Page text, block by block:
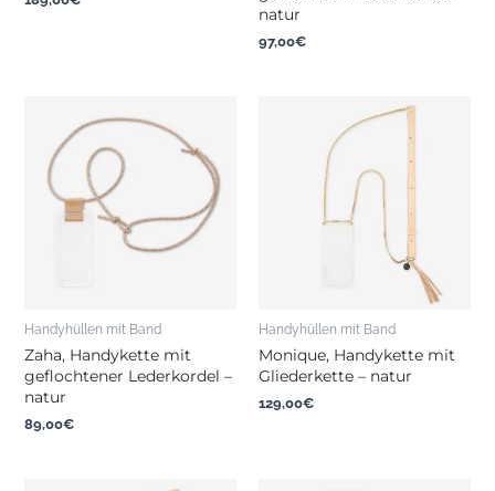
natur
97,00€
Handyhüllen mit Band
Zaha, Handykette mit
geflochtener Lederkordel –
natur
89,00€
Handyhüllen mit Band
Monique, Handykette mit
Gliederkette – natur
129,00€